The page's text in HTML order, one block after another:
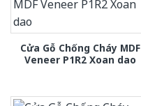
Cửa Gỗ Chống Cháy MDF
Veneer P1R2 Xoan dao